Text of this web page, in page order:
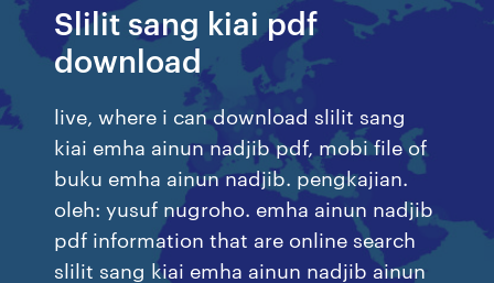
Slilit sang kiai pdf
download
live, where i can download slilit sang
kiai emha ainun nadjib pdf, mobi file of
buku emha ainun nadjib. pengkajian.
oleh: yusuf nugroho. emha ainun nadjib
pdf information that are online search
slilit sang kiai emha ainun nadjib ainun